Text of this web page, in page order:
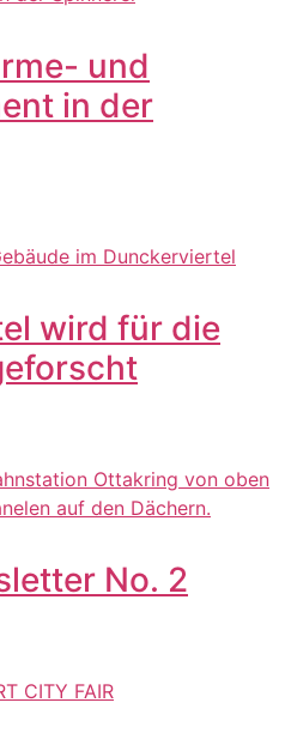
und
in der
wird für die
No. 2